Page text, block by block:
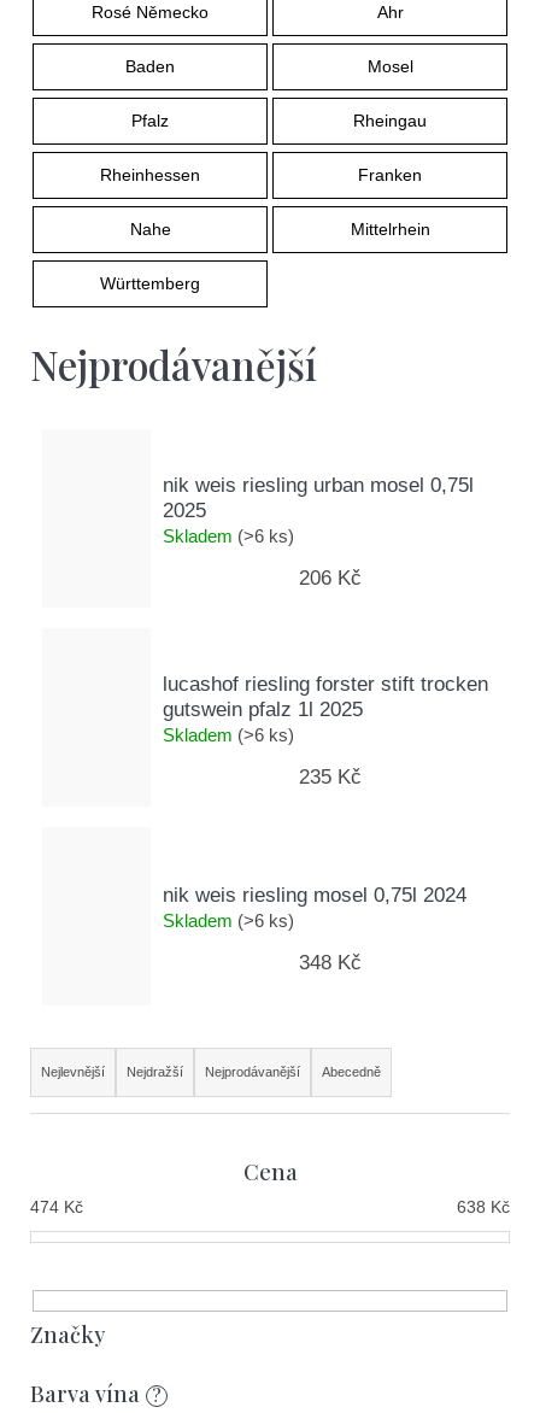
Rosé Německo Ahr
Baden Mosel
Pfalz Rheingau
Rheinhessen Franken
Nahe Mittelrhein
Württemberg
Nejprodávanější
nik weis riesling urban mosel 0,75l
2025
Skladem (>6 ks)
206 Kč
lucashof riesling forster stift trocken
gutswein pfalz 1l 2025
Skladem (>6 ks)
235 Kč
nik weis riesling mosel 0,75l 2024
Skladem (>6 ks)
348 Kč
Ř
a
n
p
r
o
Nejlevnější Nejdražší Nejprodávanější Abecedně
Cena
474 Kč 638 Kč
Značky
Barva vína ?
?
Hledat
o
o
r